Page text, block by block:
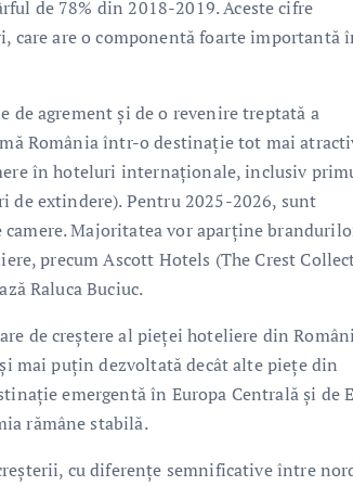
de 78% din 2018-2019. Aceste cifre
care are o componentă foarte importantă
agrement și de o revenire treptată a
România într-o destinație tot mai
în hoteluri internaționale, inclusiv
de extindere). Pentru 2025-2026, sunt
Majoritatea vor aparține
precum Ascott Hotels (The Crest
Raluca Buciuc.
de creștere al pieței hoteliere din
mai puțin dezvoltată decât alte piețe din
emergentă în Europa Centrală și de
rămâne stabilă.
cu diferențe semnificative între